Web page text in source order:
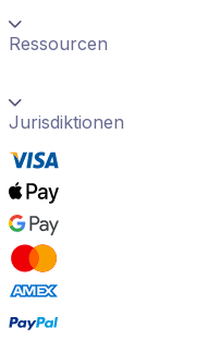
Ressourcen
Jurisdiktionen